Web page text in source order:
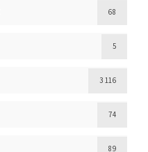
68
5
3 116
74
89